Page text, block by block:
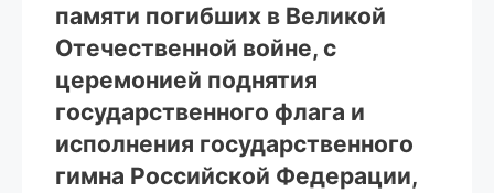
памяти погибших в Великой
Отечественной войне, с
церемонией поднятия
государственного флага и
исполнения государственного
гимна Российской Федерации,